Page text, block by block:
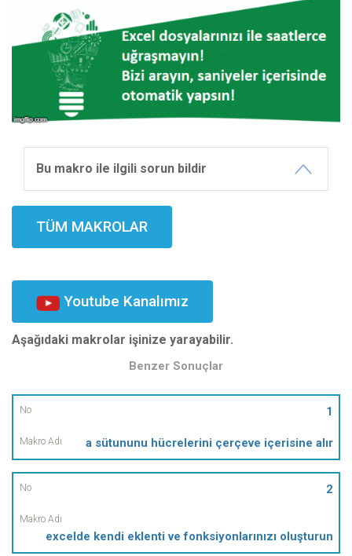
Bu makro ile ilgili sorun bildir
TÜM MAKROLAR
Youtube Kanalımız
Aşağıdaki makrolar işinize yarayabilir.
Benzer Sonuçlar
No
Makro
Adı
1
a sütununu hücrelerini çerçeve içerisine alır
2
excelde kendi eklenti ve fonksiyonlarınızı oluşturun